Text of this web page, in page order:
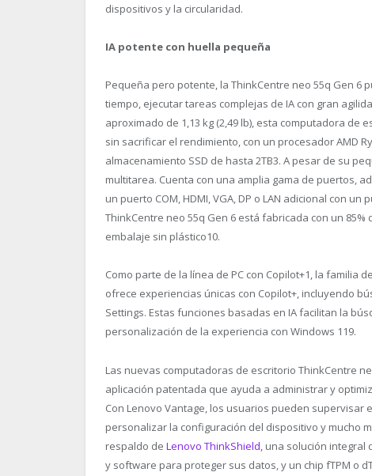
dispositivos y la circularidad.
IA potente con huella pequeña
Pequeña pero potente, la ThinkCentre neo 55q Gen 6
tiempo, ejecutar tareas complejas de IA con gran
aproximado de 1,13 kg (2,49 lb), esta computadora
sin sacrificar el rendimiento, con un procesador AMD
almacenamiento SSD de hasta 2TB3. A pesar de su
multitarea. Cuenta con una amplia gama de puertos,
un puerto COM, HDMI, VGA, DP o LAN adicional con
ThinkCentre neo 55q Gen 6 está fabricada con un
embalaje sin plástico10.
Como parte de la línea de PC con Copilot+1, la familia
ofrece experiencias únicas con Copilot+, incluyendo
Settings. Estas funciones basadas en IA facilitan la
personalización de la experiencia con Windows 119.
Las nuevas computadoras de escritorio ThinkCentre
aplicación patentada que ayuda a administrar y
Con Lenovo Vantage, los usuarios pueden supervisar
personalizar la configuración del dispositivo y mucho
respaldo de Lenovo ThinkShield , una solución
y software para proteger sus datos, y un chip fTPM o